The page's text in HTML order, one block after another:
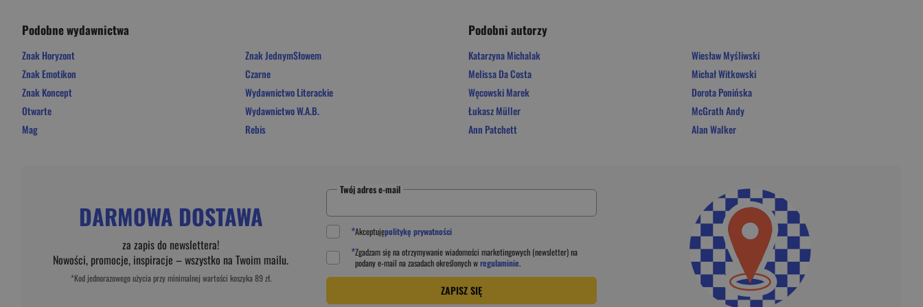
Podobne wydawnictwa
Znak Horyzont
Znak Emotikon
Znak Koncept
Otwarte
Mag
Znak JednymSłowem
Czarne
Wydawnictwo Literackie
Wydawnictwo W.A.B.
Rebis
Podobni autorzy
Katarzyna Michalak
Melissa Da Costa
Węcowski Marek
Łukasz Müller
Ann Patchett
Wiesław Myśliwski
Michał Witkowski
Dorota Ponińska
McGrath Andy
Alan Walker
DARMOWA DOSTAWA
za zapis do newslettera!
Nowości, promocje, inspiracje – wszystko na Twoim mailu.
*Kod jednorazowego użycia przy minimalnej wartości koszyka 89 zł.
Twój adres e-mail
*Akceptujępolitykę prywatności
*Zgadzam się na otrzymywanie wiadomości marketingowych (newsletter) na
podanye-mail na zasadach określonych wregulaminie.
ZAPISZ SIĘ